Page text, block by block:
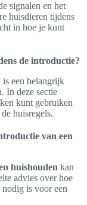
signalen en het
huisdieren tijdens
in hoe je kunt
de introductie?
is een belangrijk
In deze sectie
kunt gebruiken
huisregels.
van een
huishouden kan
advies over hoe
is voor een